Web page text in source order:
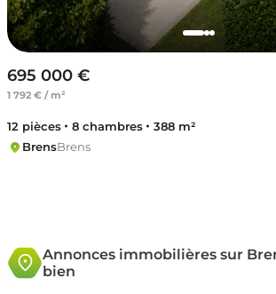
695 000 €
1 792 € / m²
12 pièces 8 chambres
388 m²
BrensBrens
Annonces immobilières sur
bien